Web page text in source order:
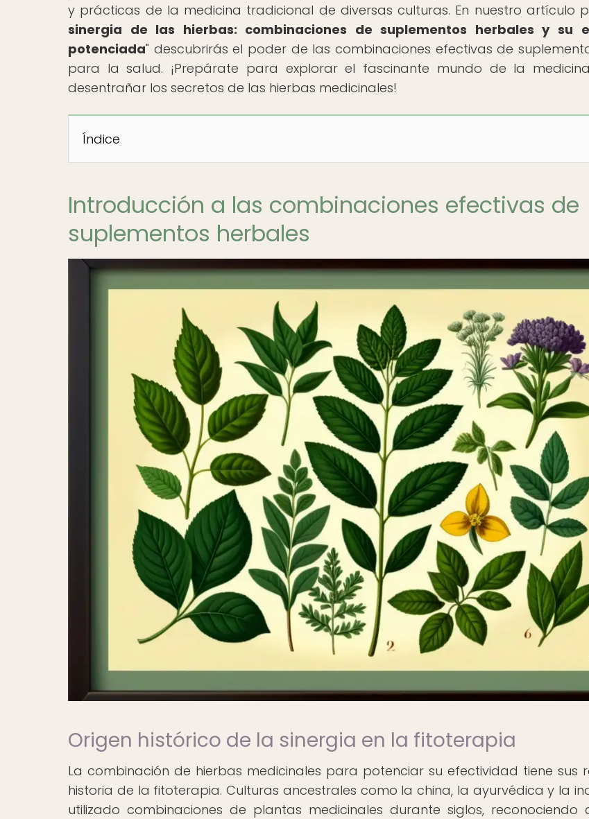
y prácticas de la medicina tradicional de diversas culturas. En nuestro artículo
sinergia de las hierbas: combinaciones de suplementos herbales y su
potenciada" descubrirás el poder de las combinaciones efectivas de
para la salud. ¡Prepárate para explorar el fascinante mundo de la
desentrañar los secretos de las hierbas medicinales!
Índice
Introducción a las combinaciones efectivas de
suplementos herbales
Origen histórico de la sinergia en la fitoterapia
La combinación de hierbas medicinales para potenciar su efectividad tiene sus
historia de la fitoterapia. Culturas ancestrales como la china, la ayurvédica y la
utilizado combinaciones de plantas medicinales durante siglos, reconociendo